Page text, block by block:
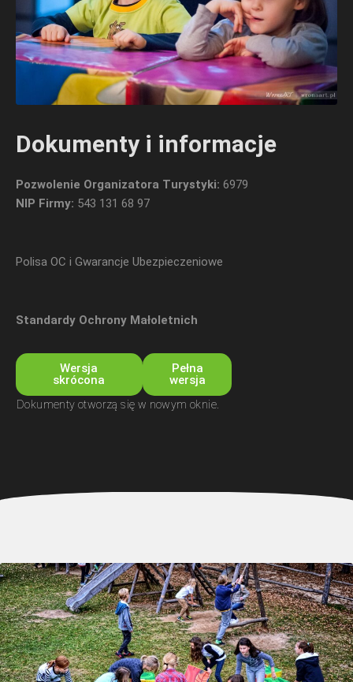
Dokumenty i informacje
Pozwolenie Organizatora Turystyki: 6979
NIP Firmy: 543 131 68 97
Polisa OC i Gwarancje Ubezpieczeniowe
Standardy Ochrony Małoletnich
Wersja
skrócona
Pełna
wersja
Dokumenty otworzą się w nowym oknie.